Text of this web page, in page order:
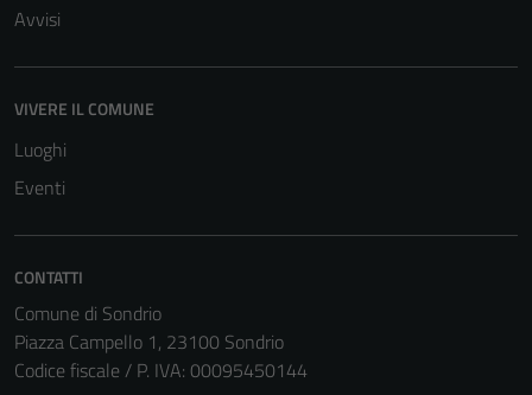
Avvisi
VIVERE IL COMUNE
Luoghi
Eventi
CONTATTI
Comune di Sondrio
Piazza Campello 1, 23100 Sondrio
Codice fiscale / P. IVA: 00095450144